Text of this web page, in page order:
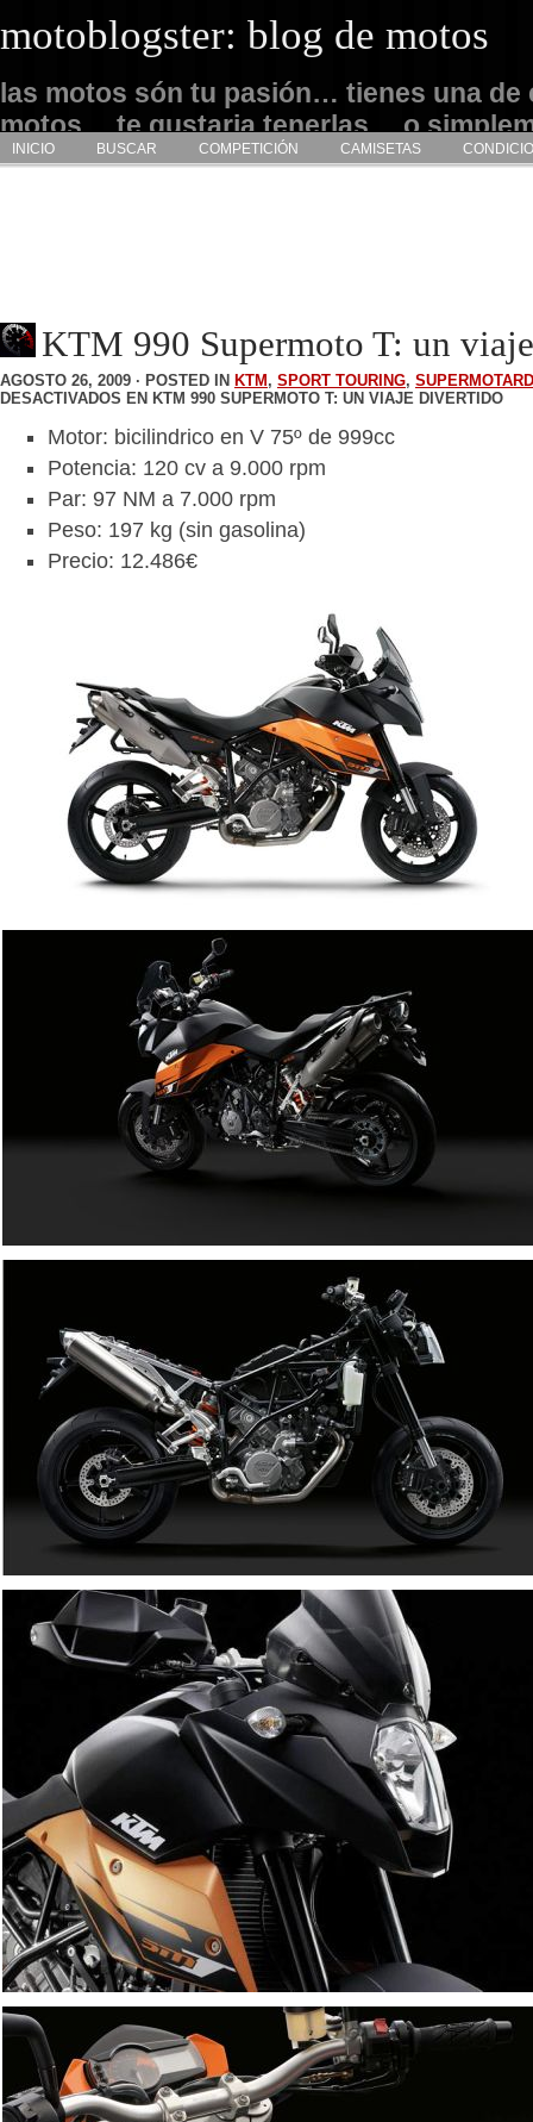
motoblogster: blog de motos
las motos són tu pasión… tienes una de
motos… te gustaria tenerlas… o
admirarlas… este es tu sitio
INICIO BUSCAR COMPETICIÓN CAMISETAS
KTM 990 Supermoto T: un
AGOSTO 26, 2009 · POSTED IN KTM , SPORT TOURING, SUPERMOTARD
DESACTIVADOS EN KTM 990 SUPERMOTO T: UN VIAJE DIVERTIDO
Motor: bicilindrico en V 75º de 999cc
Potencia: 120 cv a 9.000 rpm
Par: 97 NM a 7.000 rpm
Peso: 197 kg (sin gasolina)
Precio: 12.486€